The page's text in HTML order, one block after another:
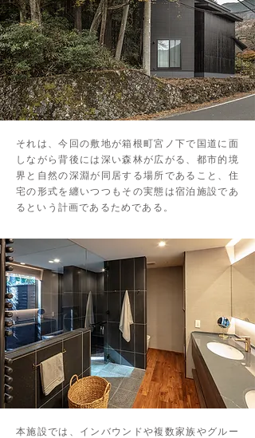
それは、今回の敷地が箱根町宮ノ下で国道に面
しながら背後には深い森林が広がる、都市的境
界と自然の深淵が同居する場所であること、住
宅の形式を纏いつつもその実態は宿泊施設であ
るという計画であるためである。
本施設では、インバウンドや複数家族やグルー